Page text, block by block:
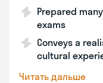
Prepared
exams
Conveys a
cultural
Читать дальше